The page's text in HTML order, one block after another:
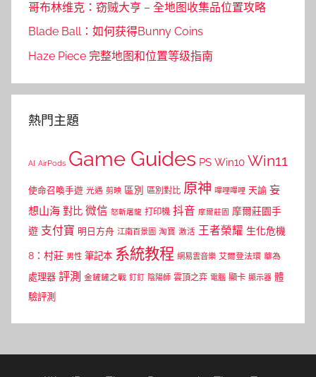
哥布林维克：窃贼大亨 – 全地图收集品位置攻略
Blade Ball：如何获得Bunny Coins
Haze Piece 完整地图和位置等级指南
熱門主題
AI AirPods Game Guides PS Win10 Win11
使命召喚手遊 光遇 剪映 區別 區別對比 原神 嗶哩嗶哩 天諭 妄
想山海 對比 微信 怒斬屠龍 打印機 抖音 摩爾莊園 摩爾莊園手
遊 支付寶 明日方舟 江南百景圖 淘寶 激活 王者榮耀 生化危機
8：村莊 男性 筆記本 系統教程 網易雲音樂 艾爾登法環 華為
處理器 評測 金鏟鏟之戰 釘釘 陰陽師 雲頂之弈 電腦 顯卡 顯示器 體
驗評測